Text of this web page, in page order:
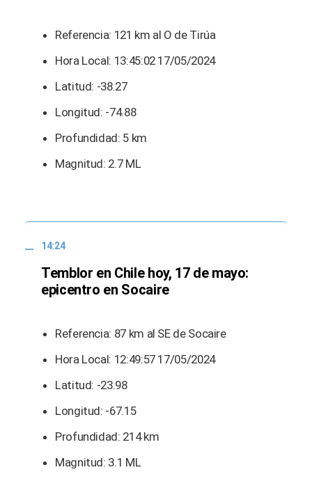
Referencia: 121 km al O de Tirúa
Hora Local: 13:45:02 17/05/2024
Latitud: -38.27
Longitud: -74.88
Profundidad: 5 km
Magnitud: 2.7 ML
14:24
Temblor en Chile hoy, 17 de mayo:
epicentro en Socaire
Referencia: 87 km al SE de Socaire
Hora Local: 12:49:57 17/05/2024
Latitud: -23.98
Longitud: -67.15
Profundidad: 214 km
Magnitud: 3.1 ML